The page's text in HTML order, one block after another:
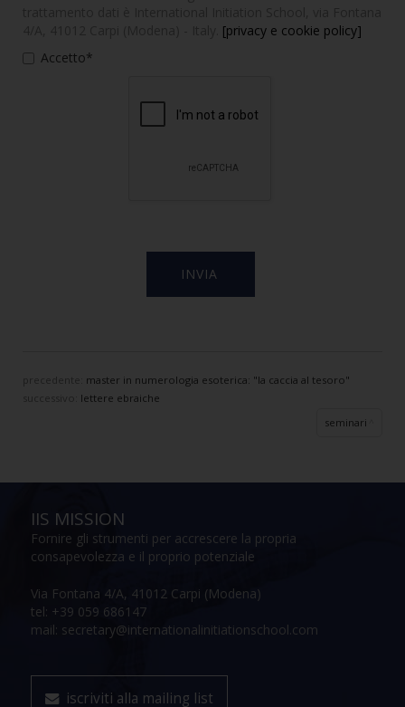
[privacy e cookie policy]
Accetto*
precedente: master in numerologia esoterica: "la caccia al tesoro"
lettere ebraiche
seminari
IIS MISSION
Fornire gli strumenti per accrescere la propria
consapevolezza e il proprio potenziale
Via Fontana 4/A, 41012 Carpi (Modena)
tel: +39 059 686147
mail: secretary@internationalinitiationschool.com
iscriviti alla mailing list